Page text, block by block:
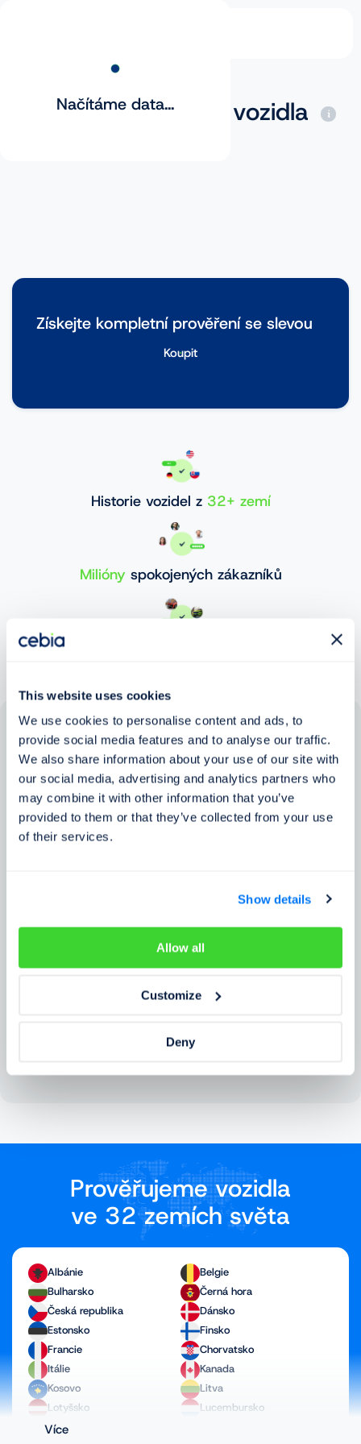
This website uses cookies
We use cookies to personalise content and ads, to
provide social media features and to analyse our traffic.
We also share information about your use of our site with
our social media, advertising and analytics partners who
may combine it with other information that you’ve
provided to them or that they’ve collected from your use
of their services.
Show details
Allow all
Customize
Deny
Načítáme data...
Základní prověření vozidla
Získejte kompletní prověření se slevou
Koupit
Historie vozidel z 32+ zemí
Milióny spokojených zákazníků
Zkušenosti zákazníků
Zjistěte, co o našem prověření říkají lidé
Prověřujeme vozidla
ve 32 zemích světa
Albánie
Belgie
Bulharsko
Černá hora
Česká republika
Dánsko
Estonsko
Finsko
Francie
Chorvatsko
Itálie
Kanada
Kosovo
Litva
Lotyšsko
Lucembursko
Maďarsko
Více